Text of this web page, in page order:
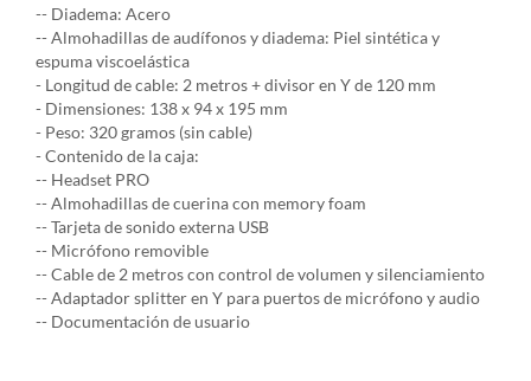
-- Diadema: Acero
-- Almohadillas de audífonos y diadema: Piel sintética y
espuma viscoelástica
- Longitud de cable: 2 metros + divisor en Y de 120 mm
- Dimensiones: 138 x 94 x 195 mm
- Peso: 320 gramos (sin cable)
- Contenido de la caja:
-- Headset PRO
-- Almohadillas de cuerina con memory foam
-- Tarjeta de sonido externa USB
-- Micrófono removible
-- Cable de 2 metros con control de volumen y silenciamiento
-- Adaptador splitter en Y para puertos de micrófono y audio
-- Documentación de usuario